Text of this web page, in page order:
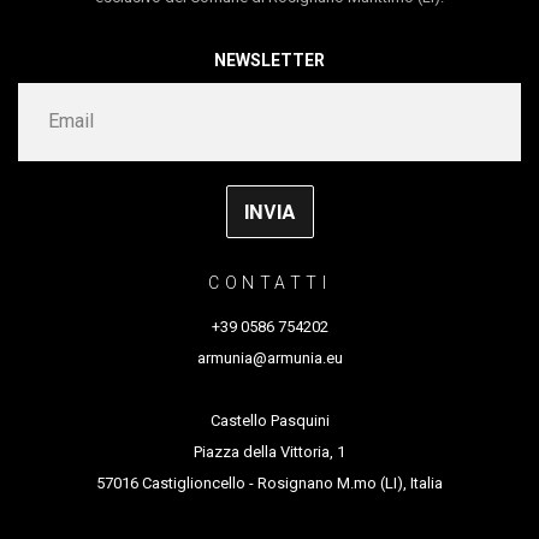
nomination per il Total Theatre Award come migliore
premiato con l’Herald Angels Award al Fringe Festival
di Edimburgo.
venue
ringraziamento speciale a
NEWSLETTER
CONTATTI
+39 0586 754202
armunia@armunia.eu
Castello Pasquini
Piazza della Vittoria, 1
57016 Castiglioncello - Rosignano M.mo (LI), Italia